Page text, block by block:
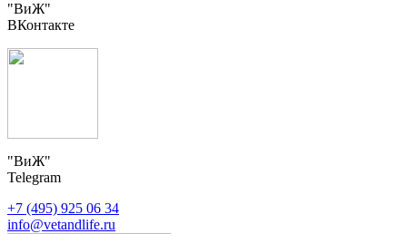
"ВиЖ"
ВКонтакте
"ВиЖ"
Telegram
+7 (495) 925 06 34
info@vetandlife.ru